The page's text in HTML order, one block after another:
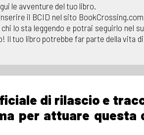
le avventure del tuo libro.
il BCID nel sito
lo sta leggendo e potrai seguirlo nel
Il tuo libro potrebbe far parte della vita
di rilascio e
per attuare